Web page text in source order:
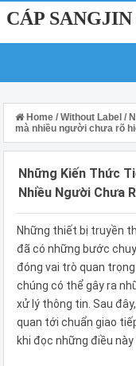
CÁP
Home / Without Label /
mà nhiều người chưa rõ
Những Kiến Thức
Nhiều Người Chưa
Những thiết bị truyền
đã có những bước
đóng vai trò quan
chúng có thể gây ra
xử lý thông tin. Sau
quan tới chuẩn giao
khi đọc những điều này